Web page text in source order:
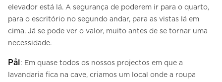
elevador está lá. A segurança de poderem ir para o quarto,
para o escritório no segundo andar, para as vistas lá em
cima. Já se pode ver o valor, muito antes de se tornar uma
necessidade.
Pål: Em quase todos os nossos projectos em que a
lavandaria fica na cave, criamos um local onde a roupa